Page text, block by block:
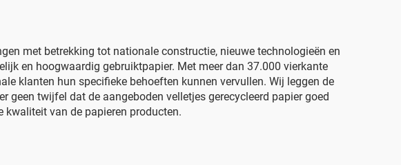
met betrekking tot nationale constructie, nieuwe technologieën en
en hoogwaardig gebruiktpapier. Met meer dan 37.000 vierkante
klanten hun specifieke behoeften kunnen vervullen. Wij leggen de
geen twijfel dat de aangeboden velletjes gerecycleerd papier goed
kwaliteit van de papieren producten.